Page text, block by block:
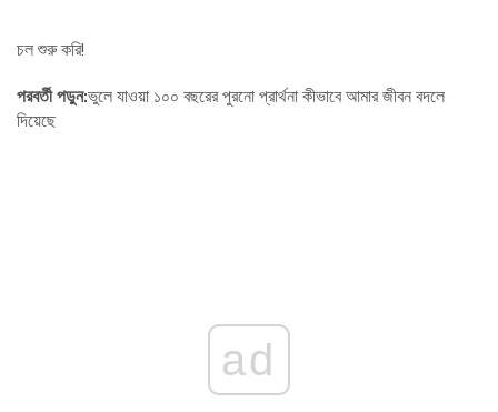
চল শুরু করি!
পরবর্তী পড়ুন:ভুলে যাওয়া ১০০ বছরের পুরনো প্রার্থনা কীভাবে আমার জীবন বদলে
দিয়েছে
ad